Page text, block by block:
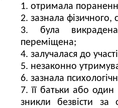
отримала
зазнала фізичного,
була
переміщена;
залучалася до
незаконно
зазнала
її батьки або
зникли безвісти